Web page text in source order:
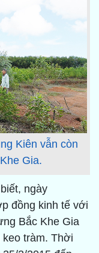
Kiên vẫn còn
Gia.
ngày
đồng kinh tế với
Bắc Khe Gia
keo tràm. Thời